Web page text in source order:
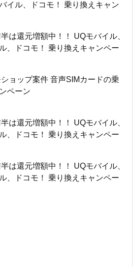
イル、ドコモ！ 乗り換えキャン
は還元増額中！！ UQモバイル、
、ドコモ！ 乗り換えキャンペー
ショップ案件 音声SIMカードの乗
ペーン
は還元増額中！！ UQモバイル、
、ドコモ！ 乗り換えキャンペー
は還元増額中！！ UQモバイル、
、ドコモ！ 乗り換えキャンペー